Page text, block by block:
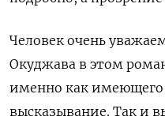
Человек очень
Окуджава в этом
именно как имеющего
высказывание. Так и